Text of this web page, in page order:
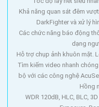
Khả năng quan sát đêm
DarkFighter và xử lý
Các chức năng báo động
dạng
Hỗ trợ chụp ảnh khuôn mặt.
Tìm kiếm video nhanh
bộ với các công nghệ
Hồng
WDR 120dB, HLC, BLC,